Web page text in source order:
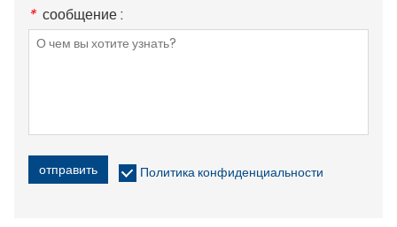
* сообщение :
отправить Политика конфиденциальности